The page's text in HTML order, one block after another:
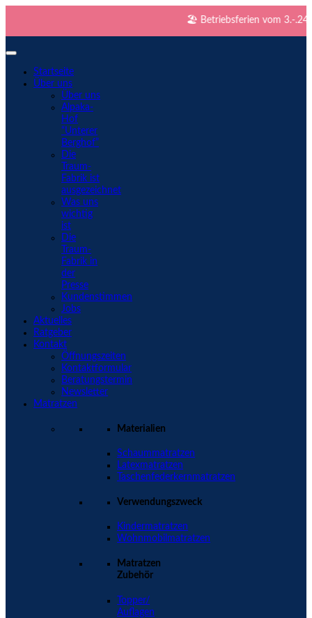
🏖️ Betriebsferien vom 3.-.24.8.
Startseite
Über uns
Über uns
Alpaka-
Hof
“Unterer
Berghof”
Die
Traum-
Fabrik ist
ausgezeichnet
Was uns
wichtig
ist
Die
Traum-
Fabrik in
der
Presse
Kundenstimmen
Jobs
Aktuelles
Ratgeber
Kontakt
Öffnungszeiten
Kontaktformular
Beratungstermin
Newsletter
Matratzen
Materialien
Schaummatratzen
Latexmatratzen
Taschenfederkernmatratzen
Verwendungszweck
Kindermatratzen
Wohnmobilmatratzen
Matratzen
Zubehör
Topper/
Auflagen